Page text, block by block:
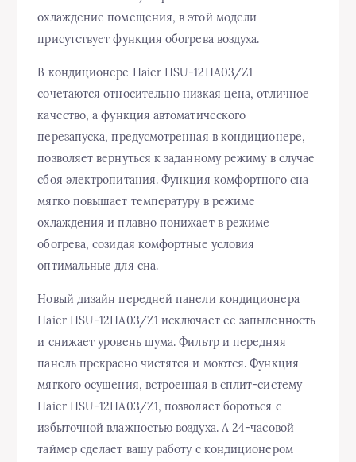
охлаждение помещения, в этой модели
присутствует функция обогрева воздуха.
В кондиционере Haier HSU-12HA03/Z1
сочетаются относительно низкая цена, отличное
качество, а функция автоматического
перезапуска, предусмотренная в кондиционере,
позволяет вернуться к заданному режиму в случае
сбоя электропитания. Функция комфортного сна
мягко повышает температуру в режиме
охлаждения и плавно понижает в режиме
обогрева, созидая комфортные условия
оптимальные для сна.
Новый дизайн передней панели кондиционера
Haier HSU-12HA03/Z1 исключает ее запыленность
и снижает уровень шума. Фильтр и передняя
панель прекрасно чистятся и моются. Функция
мягкого осушения, встроенная в сплит-систему
Haier HSU-12HA03/Z1, позволяет бороться с
избыточной влажностью воздуха. А 24-часовой
таймер сделает вашу работу с кондиционером